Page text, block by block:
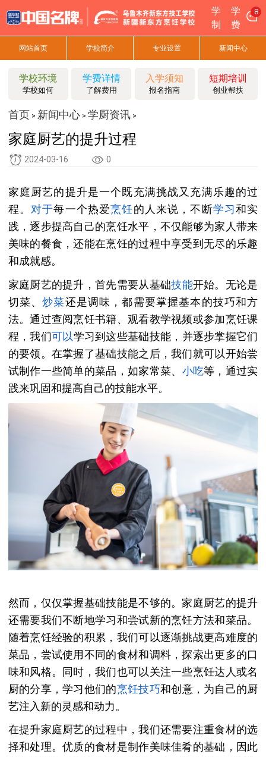
学
制
学
费
8
网站首页 学校简介 专业设置 新闻中心
学校环境
学校如何
学费详情
了解费用
入学须知
报名指南
短期培训
创业帮扶
首页 > 新闻中心> 学厨资讯>
家庭厨艺的提升过程
2024-03-16 0
家庭厨艺的提升是一个既充满挑战又充满乐趣的过
程。对于每一个热爱烹饪的人来说，不断学习和实
践，逐步提高自己的烹饪水平，不仅能够为家人带来
美味的餐食，还能在烹饪的过程中享受到无尽的乐趣
和成就感。
家庭厨艺的提升，首先需要从基础技能开始。无论是
切菜、炒菜还是调味，都需要掌握基本的技巧和方
法。通过查阅烹饪书籍、观看教学视频或参加烹饪课
程，我们可以学习到这些基础技能，并逐步掌握它们
的要领。在掌握了基础技能之后，我们就可以开始尝
试制作一些简单的菜品，如家常菜、 小吃等，通过实
践来巩固和提高自己的技能水平。
然而，仅仅掌握基础技能是不够的。家庭厨艺的提升
还需要我们不断地学习和尝试新的烹饪方法和菜品。
随着烹饪经验的积累，我们可以逐渐挑战更高难度的
菜品，尝试使用不同的食材和调料，探索出更多的口
味和风格。同时，我们也可以关注一些烹饪达人或名
厨的分享，学习他们的烹饪技巧和创意，为自己的厨
艺注入新的灵感和动力。
在提升家庭厨艺的过程中，我们还需要注重食材的选
择和处理。优质的食材是制作美味佳肴的基础，因此